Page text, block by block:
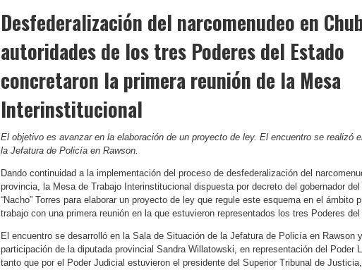
Desfederalización del narcomenudeo en
autoridades de los tres Poderes del Estado
concretaron la primera reunión de la Mesa
Interinstitucional
El objetivo es avanzar en la elaboración de un proyecto de ley. El encuentro se realizó
la Jefatura de Policía en Rawson.
Dando continuidad a la implementación del proceso de desfederalización del
provincia, la Mesa de Trabajo Interinstitucional dispuesta por decreto del gobernador
“Nacho” Torres para elaborar un proyecto de ley que regule este esquema en el ámbito
trabajo con una primera reunión en la que estuvieron representados los tres Poderes
El encuentro se desarrolló en la Sala de Situación de la Jefatura de Policía en Rawson
participación de la diputada provincial Sandra Willatowski, en representación del Poder
tanto que por el Poder Judicial estuvieron el presidente del Superior Tribunal de